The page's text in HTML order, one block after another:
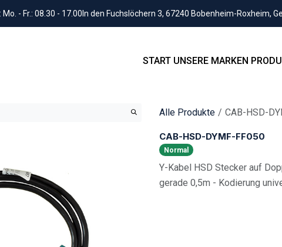
- Fr.: 08.30 - 17.00 In den Fuchslöchern 3, 67240 Bobenheim-Roxheim,
START UNSERE MARKEN
Alle Produkte CAB-HSD-
CAB-HSD-DYMF-FF050
Normal
Y-Kabel HSD Stecker auf
gerade 0,5m - Kodierung